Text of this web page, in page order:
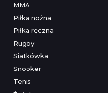
MMA
Piłka nożna
Piłka ręczna
Rugby
Siatkówka
Snooker
Tenis